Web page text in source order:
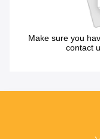
Make sure you
contact